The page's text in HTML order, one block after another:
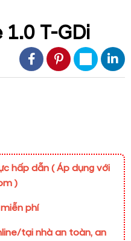
T-GDi
hấp dẫn ( Áp dụng với
)
phí
tại nhà an toàn, an